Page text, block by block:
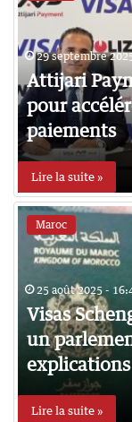
29 septembre
Attijari
pour
paiements
Lire la suite »
Maroc
25 août 2025 -
Visas
un
Lire la suite »